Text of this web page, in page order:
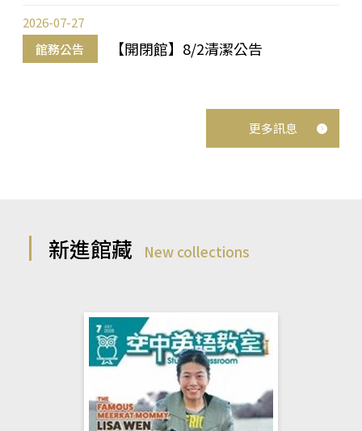
館務公告 【開閉館】8/2清潔公告
2026-07-27
更多訊息
新進館藏 New collections